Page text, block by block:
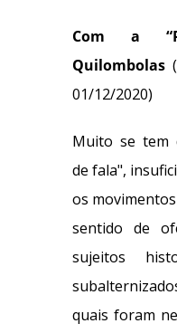
Com a
Quilombolas
01/12/2020)
Muito se tem
de fala",
os
sentido de
sujeitos
quais foram